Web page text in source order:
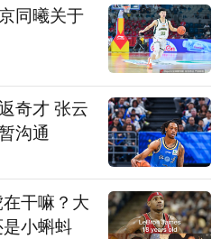
同曦关于
奇才 张云
沟通
干嘛？大
小蝌蚪